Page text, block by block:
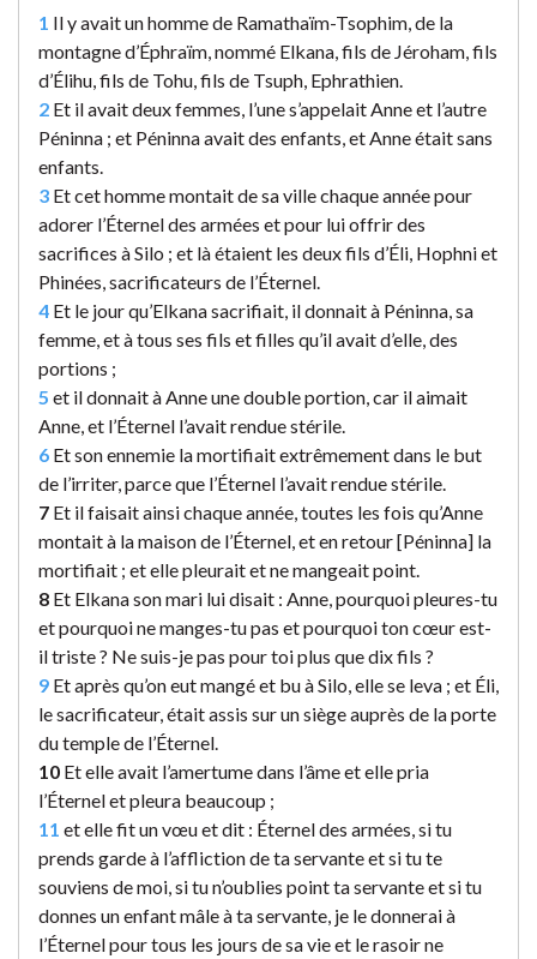
1 Il y avait un homme de Ramathaïm-Tsophim, de la
montagne d’Éphraïm, nommé Elkana, fils de Jéroham, fils
d’Élihu, fils de Tohu, fils de Tsuph, Ephrathien.
2 Et il avait deux femmes, l’une s’appelait Anne et l’autre
Péninna ; et Péninna avait des enfants, et Anne était sans
enfants.
3 Et cet homme montait de sa ville chaque année pour
adorer l’Éternel des armées et pour lui offrir des
sacrifices à Silo ; et là étaient les deux fils d’Éli, Hophni et
Phinées, sacrificateurs de l’Éternel.
4 Et le jour qu’Elkana sacrifiait, il donnait à Péninna, sa
femme, et à tous ses fils et filles qu’il avait d’elle, des
portions ;
5 et il donnait à Anne une double portion, car il aimait
Anne, et l’Éternel l’avait rendue stérile.
6 Et son ennemie la mortifiait extrêmement dans le but
de l’irriter, parce que l’Éternel l’avait rendue stérile.
7 Et il faisait ainsi chaque année, toutes les fois qu’Anne
montait à la maison de l’Éternel, et en retour [Péninna] la
mortifiait ; et elle pleurait et ne mangeait point.
8 Et Elkana son mari lui disait : Anne, pourquoi pleures-tu
et pourquoi ne manges-tu pas et pourquoi ton cœur est-
il triste ? Ne suis-je pas pour toi plus que dix fils ?
9 Et après qu’on eut mangé et bu à Silo, elle se leva ; et Éli,
le sacrificateur, était assis sur un siège auprès de la porte
du temple de l’Éternel.
10 Et elle avait l’amertume dans l’âme et elle pria
l’Éternel et pleura beaucoup ;
11 et elle fit un vœu et dit : Éternel des armées, si tu
prends garde à l’affliction de ta servante et si tu te
souviens de moi, si tu n’oublies point ta servante et si tu
donnes un enfant mâle à ta servante, je le donnerai à
l’Éternel pour tous les jours de sa vie et le rasoir ne